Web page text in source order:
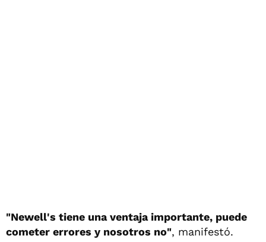
"Newell's tiene una ventaja importante, puede
cometer errores y nosotros no", manifestó.